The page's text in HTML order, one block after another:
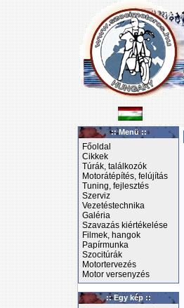
:: Menü ::
Főoldal
Cikkek
Túrák, találkozók
Motorátépítés, felújítás
Tuning, fejlesztés
Szerviz
Vezetéstechnika
Galéria
Szavazás kiértékelése
Filmek, hangok
Papírmunka
Szocitúrák
Motortervezés
Motor versenyzés
:: Egy kép ::